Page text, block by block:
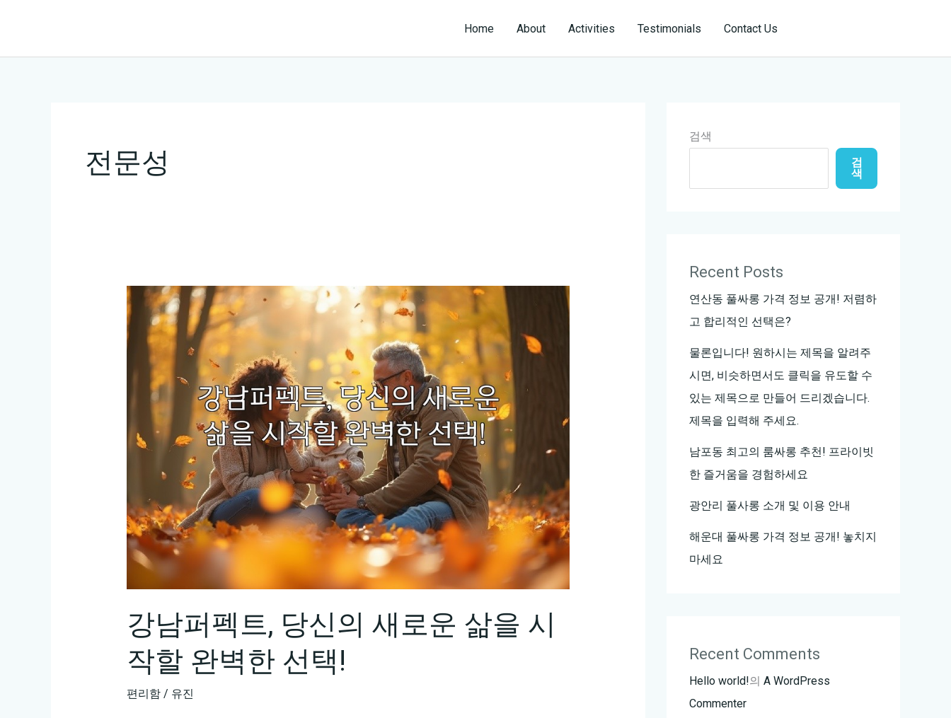
Home About Activities Testimonials Contact Us
전문성
강남퍼펙트, 당신의 새로운 삶을 시
작할 완벽한 선택!
편리함/ 유진
검색
검
색
Recent Posts
연산동 풀싸롱 가격 정보 공개! 저렴하
고 합리적인 선택은?
물론입니다! 원하시는 제목을 알려주
시면, 비슷하면서도 클릭을 유도할 수
있는 제목으로 만들어 드리겠습니다.
제목을 입력해 주세요.
남포동 최고의 룸싸롱 추천! 프라이빗
한 즐거움을 경험하세요
광안리 풀사롱 소개 및 이용 안내
해운대 풀싸롱 가격 정보 공개! 놓치지
마세요
Recent Comments
Hello world!의 A WordPress
Commenter